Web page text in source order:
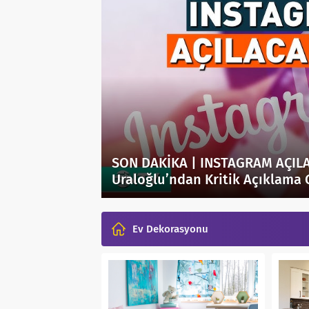
İMAM EBÛ HANÎFE VE ŞARAPÇI
Ev Dekorasyonu